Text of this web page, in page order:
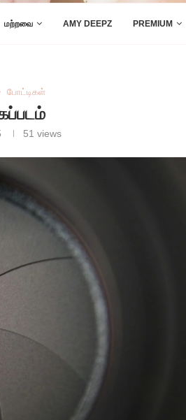
மற்றவை AMY DEEPZ PREMIUM
போட்டிகள்
51 views